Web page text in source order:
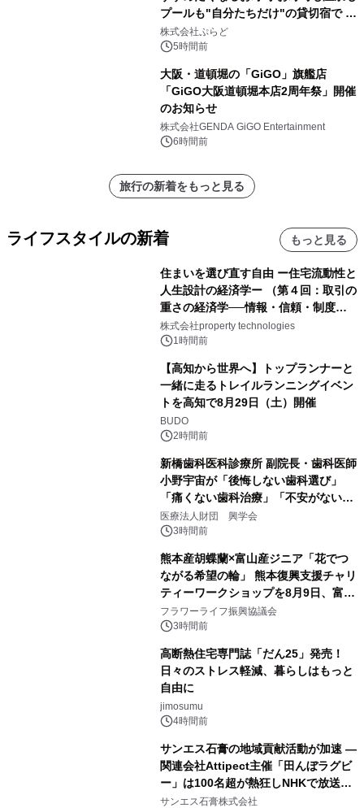
プールも"自分たちだけ"の貸切宿で 1
日1組限定「岩屋温泉 絵島別庭 海と
森」の握り寿司プラン
株式会社ぷらど
5時間前
大阪・道頓堀の「GiGO」旗艦店
「GiGO大阪道頓堀本店2周年祭」開催
のお知らせ
株式会社GENDA GiGO Entertainment
6時間前
旅行の新着をもっと見る
ライフスタイルの新着 もっと見る
住まいを選び直す自由 ー住宅流動性と
人生設計の経済学ー （第４回：取引の
重さの経済学──情報・信頼・制度を
PropTechはどう組み替えるか）｜
PropTech-Lab
株式会社property technologies
1時間前
【高知から世界へ】トップランナーと
一緒に走るトレイルランニングイベン
トを高知で8月29日（土）開催
BUDO
2時間前
新橋歯科医科診療所 副院長・歯科医師
小野宇宙が「後悔しない歯科選び」
「痛くない歯科治療」「不安がない治
療計画」をテーマに専門監修
医療法人財団 興学会
3時間前
熊本産胡蝶蘭×富山産ジニア「花でつ
ながる希望の輪」 熊本復興支援チャリ
ティーワークショップを8月9日、富
山・射水で開催
フラワーライフ振興協議会
3時間前
高断熱住宅専門誌「だん25」発売！
日々のストレス軽減、暮らしはもっと
自由に
jimosumu
4時間前
サンエス石膏の地域貢献活動が加速 ―
関連会社Attipect主催「田んぼラグビ
ー」は100名超が熱狂しNHKで放送さ
れました。
サンエス石膏株式会社